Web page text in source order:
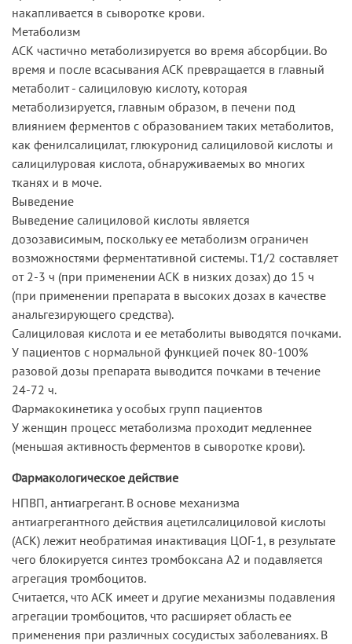
накапливается в сыворотке крови.
Метаболизм
АСК частично метаболизируется во время абсорбции. Во
время и после всасывания АСК превращается в главный
метаболит - салициловую кислоту, которая
метаболизируется, главным образом, в печени под
влиянием ферментов с образованием таких метаболитов,
как фенилсалицилат, глюкуронид салициловой кислоты и
салицилуровая кислота, обнаруживаемых во многих
тканях и в моче.
Выведение
Выведение салициловой кислоты является
дозозависимым, поскольку ее метаболизм ограничен
возможностями ферментативной системы. Т1/2 составляет
от 2-3 ч (при применении АСК в низких дозах) до 15 ч
(при применении препарата в высоких дозах в качестве
анальгезирующего средства).
Салициловая кислота и ее метаболиты выводятся почками.
У пациентов с нормальной функцией почек 80-100%
разовой дозы препарата выводится почками в течение
24-72 ч.
Фармакокинетика у особых групп пациентов
У женщин процесс метаболизма проходит медленнее
(меньшая активность ферментов в сыворотке крови).
Фармакологическое действие
НПВП, антиагрегант. В основе механизма
антиагрегантного действия ацетилсалициловой кислоты
(АСК) лежит необратимая инактивация ЦОГ-1, в результате
чего блокируется синтез тромбоксана A2 и подавляется
агрегация тромбоцитов.
Считается, что АСК имеет и другие механизмы подавления
агрегации тромбоцитов, что расширяет область ее
применения при различных сосудистых заболеваниях. В